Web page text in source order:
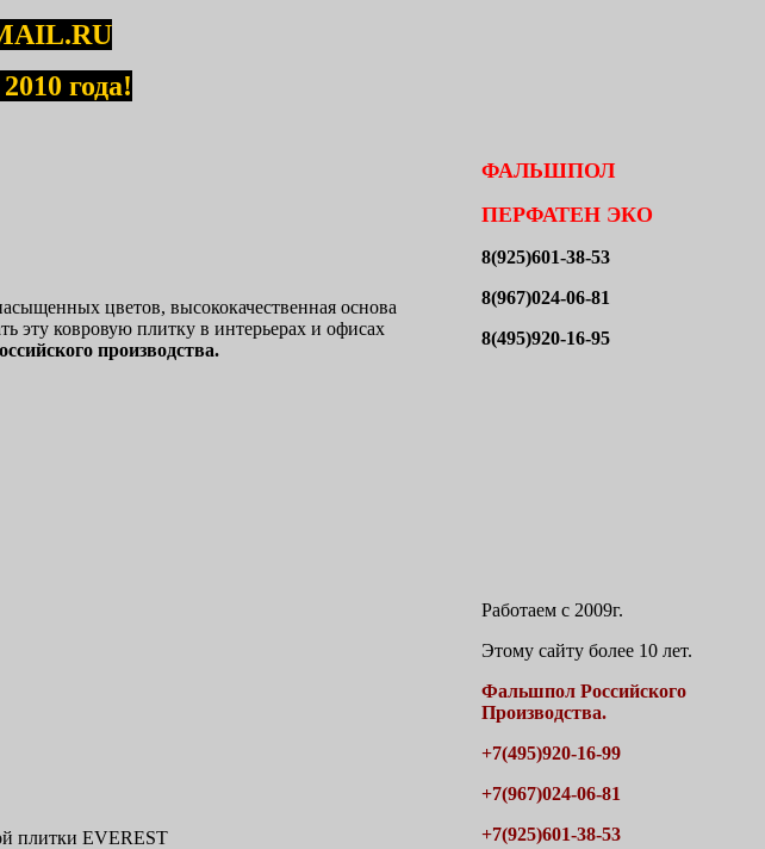
года!
цветов, высококачественная основа
эту ковровую плитку в интерьерах и офисах
производства.
плитки EVEREST
ФАЛЬШПОЛ
ПЕРФАТЕН ЭКО
8(925)601-38-53
8(967)024-06-81
8(495)920-16-95
Работаем с 2009г.
Этому сайту более 10 лет.
Фальшпол Российского
Производства.
+7(495)920-16-99
+7(967)024-06-81
+7(925)601-38-53